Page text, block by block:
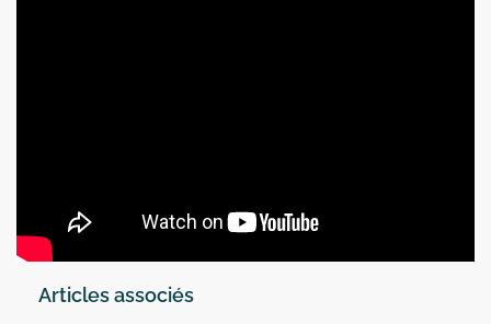
Articles associés